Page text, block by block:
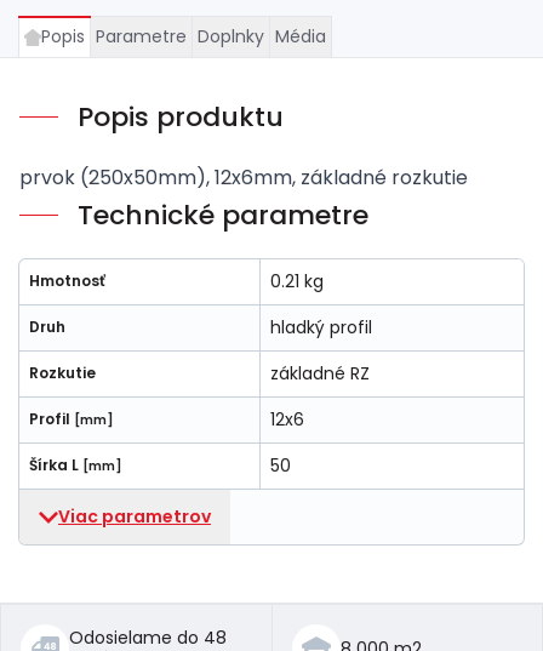
Popis Parametre Doplnky Média
Popis produktu
prvok (250x50mm), 12x6mm, základné rozkutie
Technické parametre
Hmotnosť 0.21 kg
Druh hladký profil
Rozkutie základné RZ
Profil [mm] 12x6
Šírka L [mm] 50
Viac parametrov
Odosielame do 48